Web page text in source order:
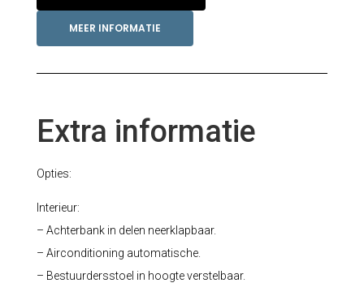
MEER INFORMATIE
Extra informatie
Opties:
Interieur:
– Achterbank in delen neerklapbaar.
– Airconditioning automatische.
– Bestuurdersstoel in hoogte verstelbaar.